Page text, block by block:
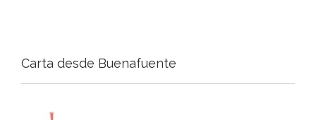
Carta desde Buenafuente